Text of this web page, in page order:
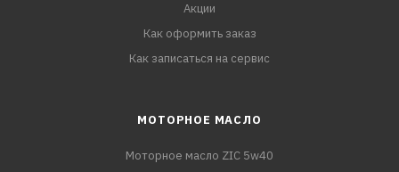
Акции
Как оформить заказ
Как записаться на сервис
МОТОРНОЕ МАСЛО
Моторное масло ZIC 5w40